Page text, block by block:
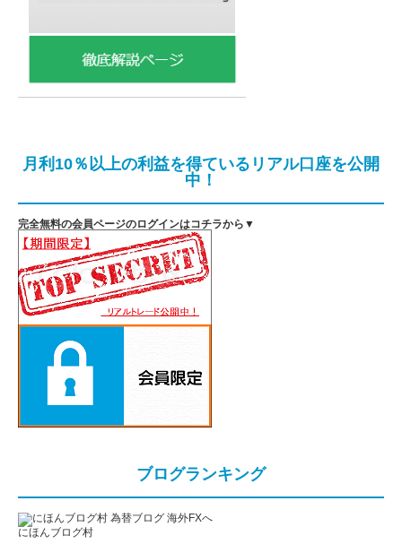
月利10％以上の利益を得ているリアル口座を公開
中！
完全無料の会員ページのログインはコチラから▼
ブログランキング
にほんブログ村